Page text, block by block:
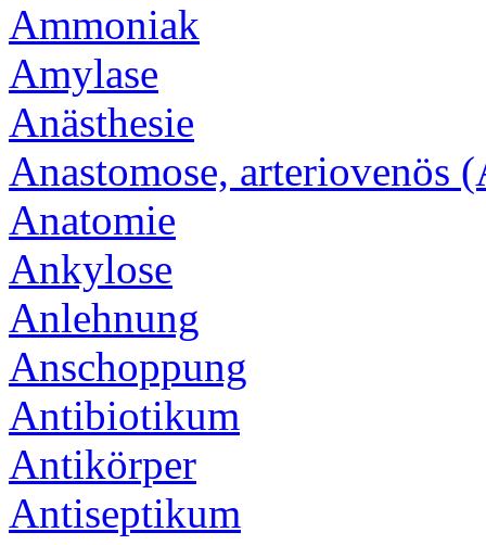
Ammoniak
Amylase
Anästhesie
Anastomose, arteriovenös
Anatomie
Ankylose
Anlehnung
Anschoppung
Antibiotikum
Antikörper
Antiseptikum